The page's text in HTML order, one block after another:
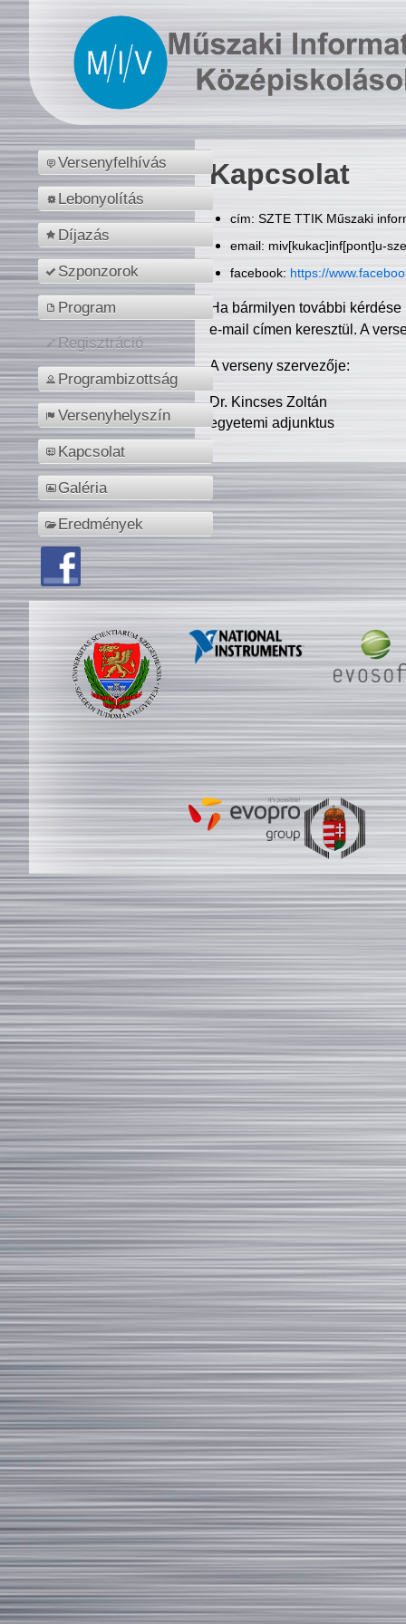
Versenyfelhívás
Lebonyolítás
Díjazás
Szponzorok
Program
Regisztráció
Programbizottság
Versenyhelyszín
Kapcsolat
Galéria
Eredmények
Kapcsolat
cím: SZTE TTIK Műszaki
email: miv[kukac]inf[pont]u-
facebook: https://
Ha bármilyen további
e-mail címen keresztül. A
A verseny szervezője:
Dr. Kincses Zoltán
egyetemi adjunktus